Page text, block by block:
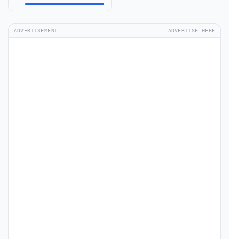
ADVERTISEMENT ADVERTISE HERE